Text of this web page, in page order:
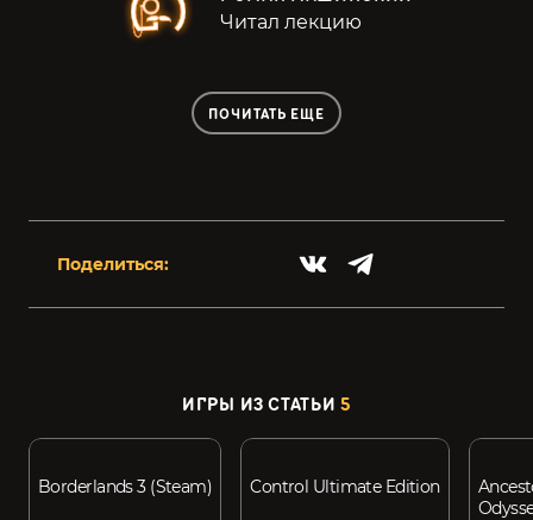
Читал лекцию
ПОЧИТАТЬ ЕЩЕ
Поделиться:
ИГРЫ ИЗ СТАТЬИ 5
Borderlands 3 (Steam) Control Ultimate Edition